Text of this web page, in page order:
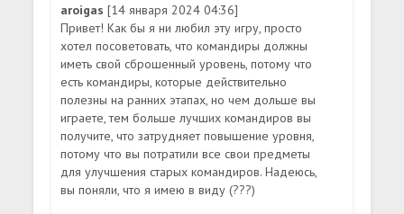
aroigas[14 января 2024 04:36]
Привет! Как бы я ни любил эту игру, просто
хотел посоветовать, что командиры должны
иметь свой сброшенный уровень, потому что
есть командиры, которые действительно
полезны на ранних этапах, но чем дольше вы
играете, тем больше лучших командиров вы
получите, что затрудняет повышение уровня,
потому что вы потратили все свои предметы
для улучшения старых командиров. Надеюсь,
вы поняли, что я имею в виду (???)